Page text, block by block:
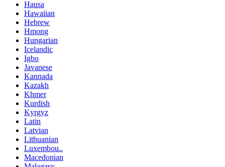
Hausa
Hawaiian
Hebrew
Hmong
Hungarian
Icelandic
Igbo
Javanese
Kannada
Kazakh
Khmer
Kurdish
Kyrgyz
Latin
Latvian
Lithuanian
Luxembou..
Macedonian